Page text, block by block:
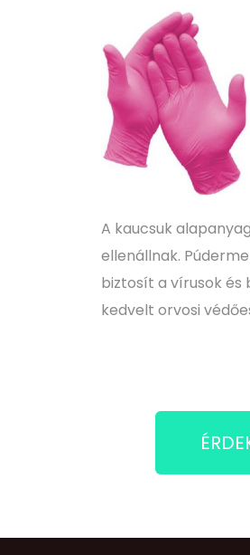
A kaucsuk
ellenállnak.
biztosít a vírusok és
kedvelt orvosi